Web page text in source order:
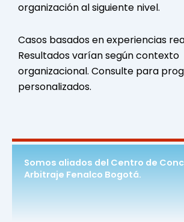
organización al siguiente nivel.
Casos basados en experiencias
Resultados varían según contexto
organizacional. Consulte para
personalizados.
Somos aliados del Centro de
Arbitraje Fenalco Bogotá.